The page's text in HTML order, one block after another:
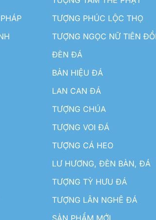
TƯỢNG PHÚC LỘC THỌ
TƯỢNG NGỌC NỮ TIÊN
ĐÈN ĐÁ
BẢN HIỆU ĐÁ
LAN CAN ĐÁ
TƯỢNG CHÚA
TƯỢNG VOI ĐÁ
TƯỢNG CÁ HEO
LƯ HƯƠNG, ĐÈN BÀN, ĐÁ
TƯỢNG TỲ HƯU ĐÁ
TƯỢNG LÂN NGHÊ ĐÁ
SẢN PHẨM MỚI